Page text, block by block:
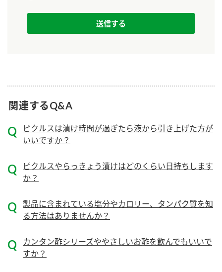
炊き込みご飯の素 納豆
鍋なび
納豆のサイト
PIN印
三ツ判山吹
千夜
スペシャルサイト
お酢を知ろう！
ぽん酢サワー
企業理念
ミツカンを知る
ZENB initiative
MIM（ミツカンミュージアム）
おいしさと健康への取り組み
お客様相談センター
販売終了製品のご案内
よくあるご質問
地図から取り扱い店舗を探す
関連するQ&A
ピクルスは漬け時間が過ぎたら液から引き上げた方が
いいですか？
ピクルスやらっきょう漬けはどのくらい日持ちします
か？
製品に含まれている塩分やカロリー、タンパク質を知
る方法はありませんか？
カンタン酢シリーズややさしいお酢を飲んでもいいで
すか？